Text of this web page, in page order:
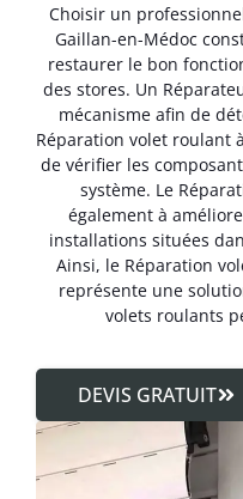
Choisir un
Gaillan-en-Médoc
restaurer le bon
des stores. Un
mécanisme afin de
Réparation volet roulant
de vérifier les
système. Le
également à
installations situées
Ainsi, le Réparation
représente une
volets roulants
DEVIS GRATUIT